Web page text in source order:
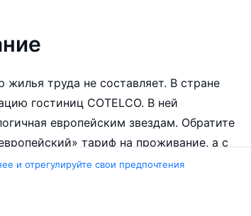
труда не составляет. В стране
гостиниц COTELCO. В ней
европейским звездам. Обратите
декабря по апрель – «американский». Цены последнего на 25-30% выше.
и отрегулируйте свои предпочтения